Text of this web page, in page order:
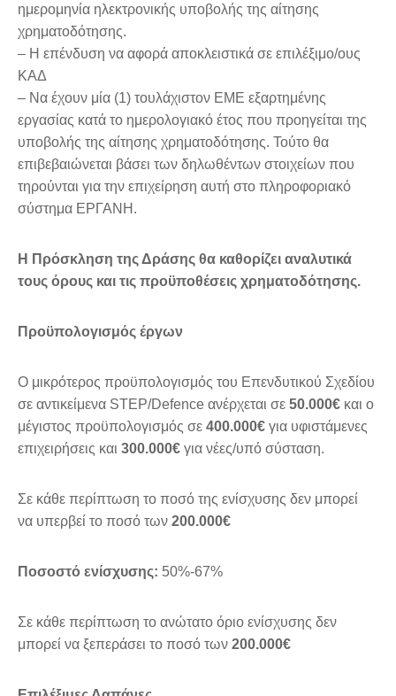
ημερομηνία ηλεκτρονικής υποβολής της αίτησης
χρηματοδότησης.
– Η επένδυση να αφορά αποκλειστικά σε επιλέξιμο/ους
ΚΑΔ
– Να έχουν μία (1) τουλάχιστον ΕΜΕ εξαρτημένης
εργασίας κατά το ημερολογιακό έτος που προηγείται της
υποβολής της αίτησης χρηματοδότησης. Τούτο θα
επιβεβαιώνεται βάσει των δηλωθέντων στοιχείων που
τηρούνται για την επιχείρηση αυτή στο πληροφοριακό
σύστημα ΕΡΓΑΝΗ.
Η Πρόσκληση της Δράσης θα καθορίζει αναλυτικά
τους όρους και τις προϋποθέσεις χρηματοδότησης.
Προϋπολογισμός έργων
Ο μικρότερος προϋπολογισμός του Επενδυτικού Σχεδίου
σε αντικείμενα STEP/Defence ανέρχεται σε 50.000€ και ο
μέγιστος προϋπολογισμός σε 400.000€ για υφιστάμενες
επιχειρήσεις και 300.000€ για νέες/υπό σύσταση.
Σε κάθε περίπτωση το ποσό της ενίσχυσης δεν μπορεί
να υπερβεί το ποσό των 200.000€
Ποσοστό ενίσχυσης: 50%-67%
Σε κάθε περίπτωση το ανώτατο όριο ενίσχυσης δεν
μπορεί να ξεπεράσει το ποσό των 200.000€